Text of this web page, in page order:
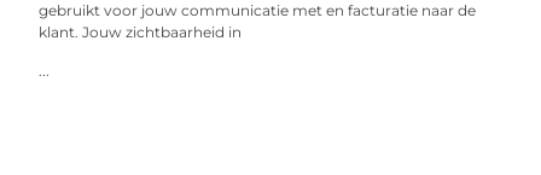
gebruikt voor jouw communicatie met en facturatie naar de
klant. Jouw zichtbaarheid in
...